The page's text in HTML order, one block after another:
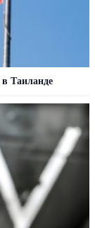
Таиланде